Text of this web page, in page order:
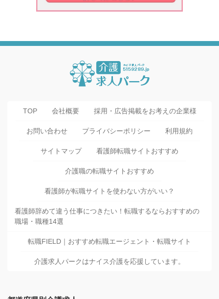
TOP 会社概要 採用・広告掲載をお考えの企業様
お問い合わせ プライバシーポリシー 利用規約
サイトマップ 看護師転職サイトおすすめ
介護職の転職サイトおすすめ
看護師が転職サイトを使わない方がいい？
看護師辞めて違う仕事につきたい！転職するならおすすめの
職場・職種14選
転職FIELD｜おすすめ転職エージェント・転職サイト
介護求人パークはナイス介護を応援しています。